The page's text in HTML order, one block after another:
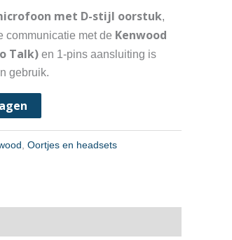
met D-stijl oorstuk,
communicatie met de Kenwood
Talk) en 1-pins aansluiting is
gebruik.
, Oortjes en headsets